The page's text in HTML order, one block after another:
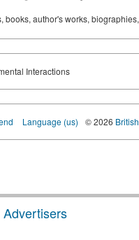
books, author's works,
Interactions
Language (us) © 2026
Advertisers